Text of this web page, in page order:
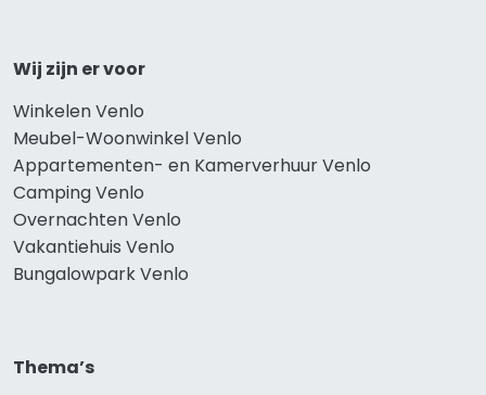
Wij zijn er voor
Winkelen Venlo
Meubel-Woonwinkel Venlo
Appartementen- en Kamerverhuur Venlo
Camping Venlo
Overnachten Venlo
Vakantiehuis Venlo
Bungalowpark Venlo
Thema’s